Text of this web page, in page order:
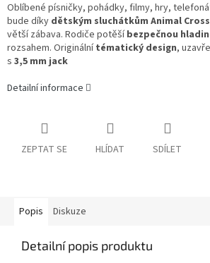
Oblíbené písničky, pohádky, filmy, hry,
bude díky dětským sluchátkům Animal
větší zábava. Rodiče potěšíbezpečnou
rozsahem. Originálnítématický design,
s 3,5 mm jack
Detailní informace
ZEPTAT SE HLÍDAT SDÍLET
Popis Diskuze
Detailní popis produktu